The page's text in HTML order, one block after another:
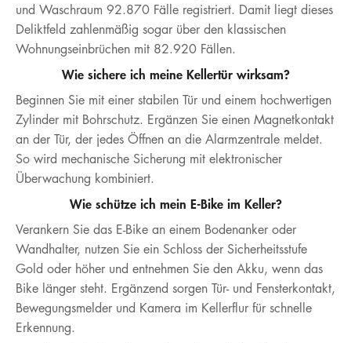
und Waschraum 92.870 Fälle registriert. Damit liegt dieses
Deliktfeld zahlenmäßig sogar über den klassischen
Wohnungseinbrüchen mit 82.920 Fällen.
Wie sichere ich meine Kellertür wirksam?
Beginnen Sie mit einer stabilen Tür und einem hochwertigen
Zylinder mit Bohrschutz. Ergänzen Sie einen Magnetkontakt
an der Tür, der jedes Öffnen an die Alarmzentrale meldet.
So wird mechanische Sicherung mit elektronischer
Überwachung kombiniert.
Wie schütze ich mein E-Bike im Keller?
Verankern Sie das E-Bike an einem Bodenanker oder
Wandhalter, nutzen Sie ein Schloss der Sicherheitsstufe
Gold oder höher und entnehmen Sie den Akku, wenn das
Bike länger steht. Ergänzend sorgen Tür- und Fensterkontakt,
Bewegungsmelder und Kamera im Kellerflur für schnelle
Erkennung.